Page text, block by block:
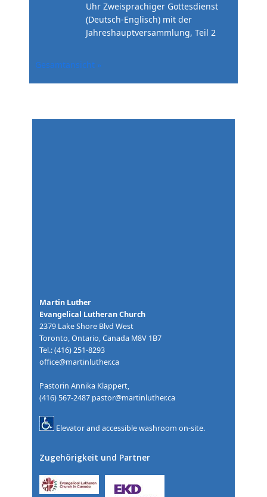
Uhr Zweisprachiger Gottesdienst
(Deutsch-Englisch) mit der
Jahreshauptversammlung, Teil 2
Gesamtansicht »
Martin Luther
Evangelical Lutheran Church
2379 Lake Shore Blvd West
Toronto, Ontario, Canada M8V 1B7
Tel.: (416) 251-8293
office@martinluther.ca
Pastorin Annika Klappert,
(416) 567-2487 pastor@martinluther.ca
Elevator and accessible washroom on-site.
Zugehörigkeit und Partner